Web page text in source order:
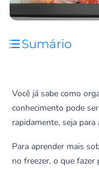
Sumário
Você já sabe como
conhecimento pode
rapidamente, seja
Para aprender mais
no freezer, o que